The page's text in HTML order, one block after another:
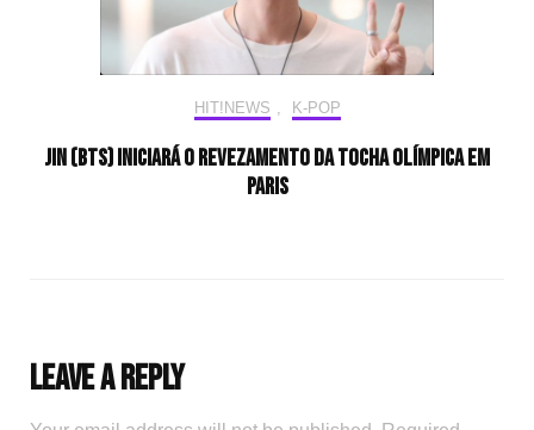
HIT!NEWS K-POP
Jin (BTS) iniciará o revezamento da tocha olímpica em
Paris
Leave a Reply